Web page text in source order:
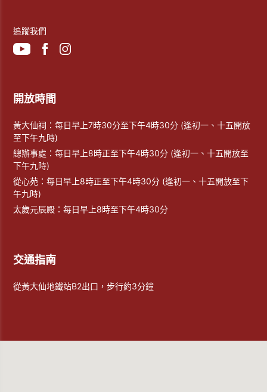
追蹤我們
開放時間
黃大仙祠：每日早上7時30分至下午4時30分 (逢初一、十五開放
至下午九時)
總辦事處：每日早上8時正至下午4時30分 (逢初一、十五開放至
下午九時)
從心苑：每日早上8時正至下午4時30分 (逢初一、十五開放至下
午九時)
太歲元辰殿：每日早上8時至下午4時30分
交通指南
從黃大仙地鐵站B2出口，步行約3分鐘